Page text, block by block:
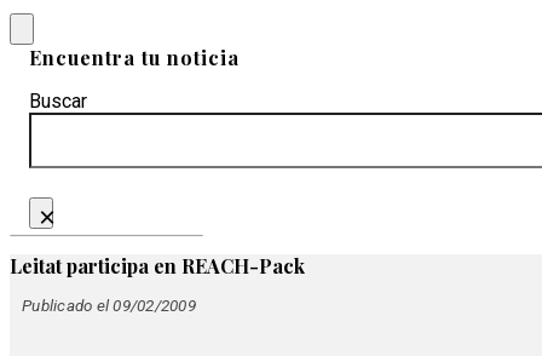
Encuentra tu noticia
Buscar
×
Leitat participa en REACH-Pack
Publicado el 09/02/2009